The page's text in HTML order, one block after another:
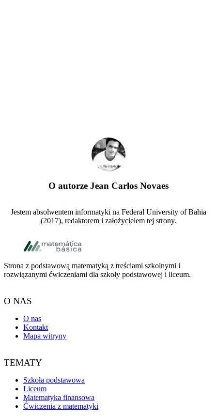
O autorze Jean Carlos Novaes
Jestem absolwentem informatyki na Federal University of Bahia
(2017), redaktorem i założycielem tej strony.
Footer
Strona z podstawową matematyką z treściami szkolnymi i
rozwiązanymi ćwiczeniami dla szkoły podstawowej i liceum.
O NAS
O nas
Kontakt
Mapa witryny
TEMATY
Szkoła podstawowa
Liceum
Matematyka finansowa
Ćwiczenia z matematyki